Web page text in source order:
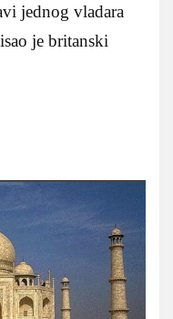
jednog vladara
je britanski